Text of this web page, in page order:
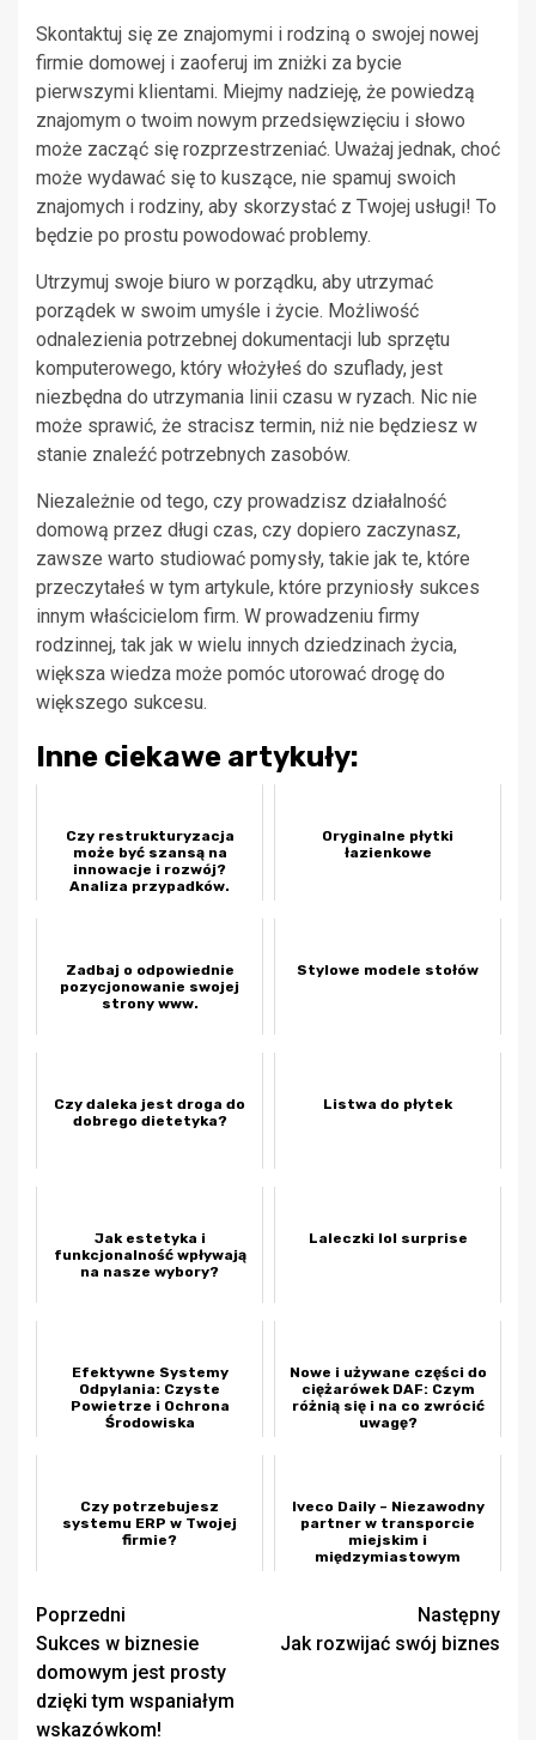
Skontaktuj się ze znajomymi i rodziną o swojej nowej
firmie domowej i zaoferuj im zniżki za bycie
pierwszymi klientami. Miejmy nadzieję, że powiedzą
znajomym o twoim nowym przedsięwzięciu i słowo
może zacząć się rozprzestrzeniać. Uważaj jednak, choć
może wydawać się to kuszące, nie spamuj swoich
znajomych i rodziny, aby skorzystać z Twojej usługi! To
będzie po prostu powodować problemy.
Utrzymuj swoje biuro w porządku, aby utrzymać
porządek w swoim umyśle i życie. Możliwość
odnalezienia potrzebnej dokumentacji lub sprzętu
komputerowego, który włożyłeś do szuflady, jest
niezbędna do utrzymania linii czasu w ryzach. Nic nie
może sprawić, że stracisz termin, niż nie będziesz w
stanie znaleźć potrzebnych zasobów.
Niezależnie od tego, czy prowadzisz działalność
domową przez długi czas, czy dopiero zaczynasz,
zawsze warto studiować pomysły, takie jak te, które
przeczytałeś w tym artykule, które przyniosły sukces
innym właścicielom firm. W prowadzeniu firmy
rodzinnej, tak jak w wielu innych dziedzinach życia,
większa wiedza może pomóc utorować drogę do
większego sukcesu.
Inne ciekawe artykuły:
Czy restrukturyzacja
może być szansą na
innowacje i rozwój?
Analiza przypadków.
Oryginalne płytki
łazienkowe
Zadbaj o odpowiednie
pozycjonowanie swojej
strony www.
Stylowe modele stołów
Czy daleka jest droga do
dobrego dietetyka?
Listwa do płytek
Jak estetyka i
funkcjonalność wpływają
na nasze wybory?
Laleczki lol surprise
Efektywne Systemy
Odpylania: Czyste
Powietrze i Ochrona
Środowiska
Nowe i używane części do
ciężarówek DAF: Czym
różnią się i na co zwrócić
uwagę?
Czy potrzebujesz
systemu ERP w Twojej
firmie?
Iveco Daily – Niezawodny
partner w transporcie
miejskim i
międzymiastowym
Zobacz
wpisy
Poprzedni
Sukces w biznesie
domowym jest prosty
dzięki tym wspaniałym
wskazówkom!
Następny
Jak rozwijać swój biznes